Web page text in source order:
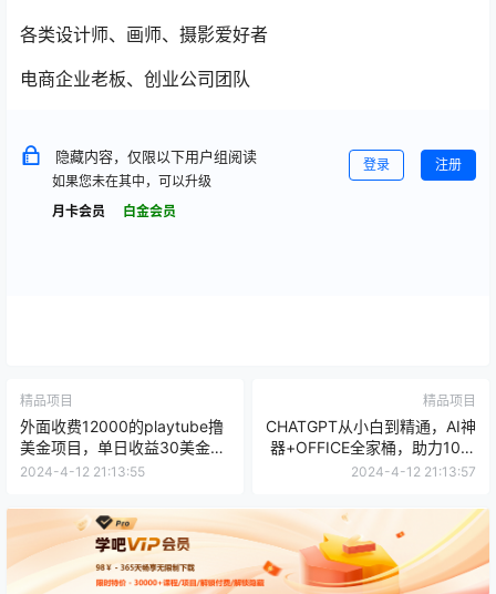
各类设计师、画师、摄影爱好者
电商企业老板、创业公司团队
隐藏内容，仅限以下用户组阅读
如果您未在其中，可以升级
月卡会员
白金会员
登录 注册
精品项目
外面收费12000的playtube撸
美金项目，单日收益30美金
+工作室可批量搞【揭秘】
2024-4-12 21:13:55
精品项目
CHATGPT从小白到精通，AI神
器+OFFICE全家桶，助力10倍
提升工作效率
2024-4-12 21:13:57